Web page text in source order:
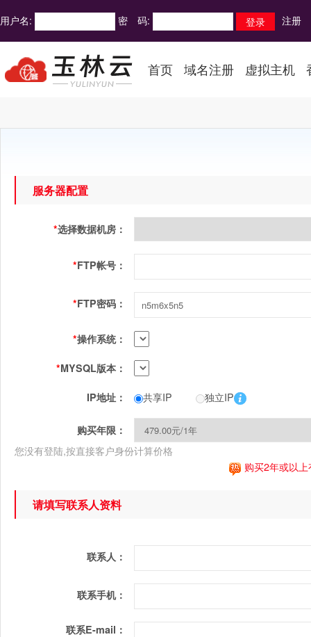
用户名: 密 码: 注册
首页 域名注册 虚拟主机
服务器配置
*选择数据机房：
*FTP帐号：
*FTP密码：
*操作系统：
*MYSQL版本：
IP地址： 共享IP 独立IP
购买年限：
您没有登陆,按直接客户身份计算价格
购买2年或以
请填写联系人资料
联系人：
联系手机：
联系E-mail：